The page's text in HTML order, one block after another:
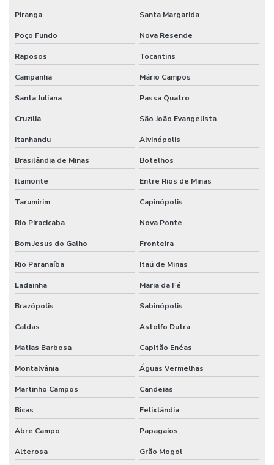
Piranga Santa Margarida
Poço Fundo Nova Resende
Raposos Tocantins
Campanha Mário Campos
Santa Juliana Passa Quatro
Cruzília São João Evangelista
Itanhandu Alvinópolis
Brasilândia de Minas Botelhos
Itamonte Entre Rios de Minas
Tarumirim Capinópolis
Rio Piracicaba Nova Ponte
Bom Jesus do Galho Fronteira
Rio Paranaíba Itaú de Minas
Ladainha Maria da Fé
Brazópolis Sabinópolis
Caldas Astolfo Dutra
Matias Barbosa Capitão Enéas
Montalvânia Águas Vermelhas
Martinho Campos Candeias
Bicas Felixlândia
Abre Campo Papagaios
Alterosa Grão Mogol